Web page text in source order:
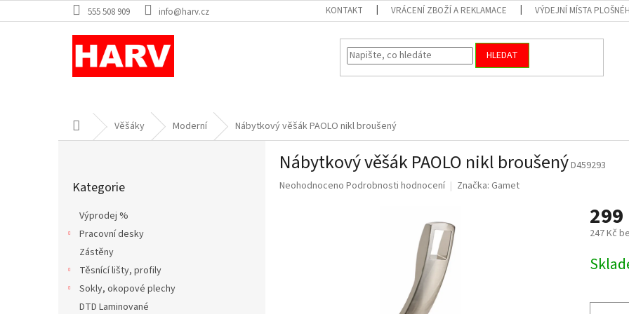
na
555 508 909 info@harv.cz KONTAKT VRÁCENÍ ZBOŽÍ A REKLAMACE VÝDEJNÍ MÍSTA
HLEDAT
Domů Věšáky Moderní Nábytkový věšák PAOLO nikl broušený
kategorie
Kategorie
Výprodej %
Pracovní desky
Zástěny
Těsnící lišty, profily
Sokly, okopové plechy
DTD Laminované
Nábytkový věšák PAOLO nikl broušenýD459293
Průměrné
Neohodnoceno Podrobnosti hodnocení Značka: Gamet
299
247 Kč
cena: